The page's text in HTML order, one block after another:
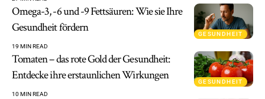
GESUNDHEIT
Omega-3, -6 und -9 Fettsäuren: Wie sie Ihre
Gesundheit fördern
19 MIN READ
GESUNDHEIT
Tomaten – das rote Gold der Gesundheit:
Entdecke ihre erstaunlichen Wirkungen
10 MIN READ